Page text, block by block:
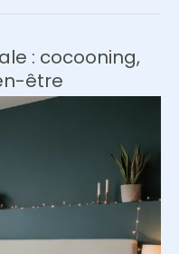
: cocooning,
être